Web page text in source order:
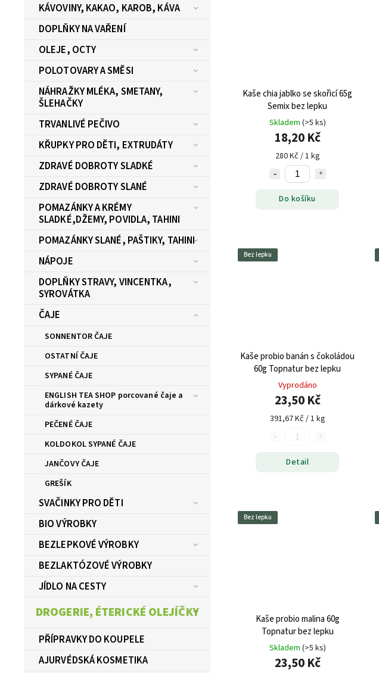
KÁVOVINY, KAKAO, KAROB, KÁVA
DOPLŇKY NA VAŘENÍ
OLEJE, OCTY
POLOTOVARY A SMĚSI
NÁHRAŽKY MLÉKA, SMETANY,
ŠLEHAČKY
TRVANLIVÉ PEČIVO
KŘUPKY PRO DĚTI, EXTRUDÁTY
ZDRAVÉ DOBROTY SLADKÉ
ZDRAVÉ DOBROTY SLANÉ
POMAZÁNKY A KRÉMY
SLADKÉ,DŽEMY, POVIDLA, TAHINI
POMAZÁNKY SLANÉ, PAŠTIKY, TAHINI
NÁPOJE
DOPLŇKY STRAVY, VINCENTKA,
SYROVÁTKA
ČAJE
SONNENTOR ČAJE
OSTATNÍ ČAJE
SYPANÉ ČAJE
ENGLISH TEA SHOP porcované čaje a
dárkové kazety
PEČENÉ ČAJE
KOLDOKOL SYPANÉ ČAJE
JANČOVY ČAJE
GREŠÍK
SVAČINKY PRO DĚTI
BIO VÝROBKY
BEZLEPKOVÉ VÝROBKY
BEZLAKTÓZOVÉ VÝROBKY
JÍDLO NA CESTY
DROGERIE, ÉTERICKÉ OLEJÍČKY
PŘÍPRAVKY DO KOUPELE
AJURVÉDSKÁ KOSMETIKA
Kaše chia jablko se skořicí 65g
Semix bez lepku
Skladem (>5 ks)
18,20 Kč
280 Kč / 1 kg
Do košíku
Bez lepku
Kaše probio banán s čokoládou
60g Topnatur bez lepku
Vyprodáno
23,50 Kč
391,67 Kč / 1 kg
Detail
Bez lepku
Kaše probio malina 60g
Topnatur bez lepku
Skladem (>5 ks)
23,50 Kč